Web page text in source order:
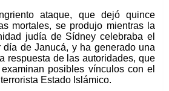
ataque, que dejó quince
mortales, se produjo mientras la
judía de Sídney celebraba el
día de Janucá, y ha generado una
respuesta de las autoridades, que
posibles vínculos con el
Estado Islámico.